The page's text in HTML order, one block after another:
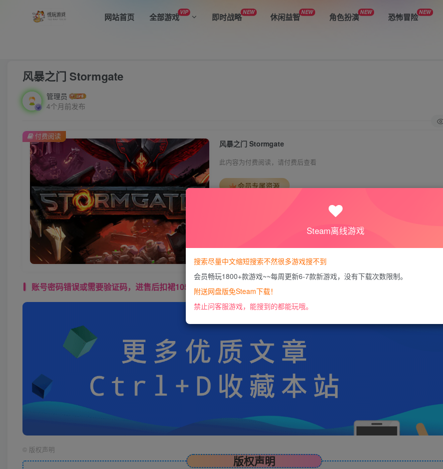
网站首页 全部游戏VIP 即时战略NEW 休闲益智NEW 角色扮演NEW 恐怖冒险NEW
风暴之门 Stormgate
管理员
4个月前发布
风暴之门 Stormgate
此内容为付费阅读，请付费后查看
会员专属资源
付费阅读
账号密码错误或需要验证码，进售后扣裙1050974489 使用教程： https://docs.qq.com/doc/DU0VHUUFRS2xDa1Jp
© 版权声明
版权声明
Steam离线游戏
搜索尽量中文缩短搜索不然很多游戏搜不到
会员畅玩1800+款游戏~~每周更新6-7款新游戏，没有下载次数限制。
附送网盘版免Steam下载！
禁止问客服游戏，能搜到的都能玩哦。